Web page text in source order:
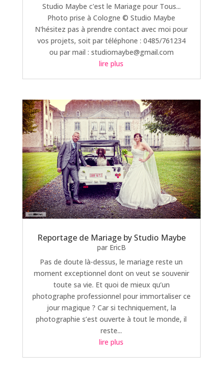
Studio Maybe c'est le Mariage pour Tous...
Photo prise à Cologne © Studio Maybe
N'hésitez pas à prendre contact avec moi pour
vos projets, soit par téléphone : 0485/761234
ou par mail : studiomaybe@gmail.com
lire plus
Reportage de Mariage by Studio Maybe
par EricB
Pas de doute là-dessus, le mariage reste un
moment exceptionnel dont on veut se souvenir
toute sa vie. Et quoi de mieux qu’un
photographe professionnel pour immortaliser ce
jour magique ? Car si techniquement, la
photographie s’est ouverte à tout le monde, il
reste...
lire plus